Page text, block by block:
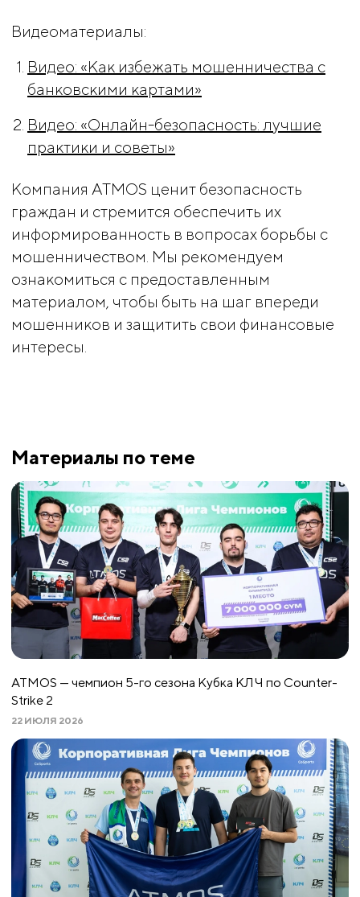
Видеоматериалы:
Видео: «Как избежать мошенничества с
банковскими картами»
Видео: «Онлайн-безопасность: лучшие
практики и советы»
Компания ATMOS ценит безопасность
граждан и стремится обеспечить их
информированность в вопросах борьбы с
мошенничеством. Мы рекомендуем
ознакомиться с предоставленным
материалом, чтобы быть на шаг впереди
мошенников и защитить свои финансовые
интересы.
Материалы по теме
ATMOS — чемпион 5-го сезона Кубка КЛЧ по Counter-
Strike 2
22 ИЮЛЯ 2026